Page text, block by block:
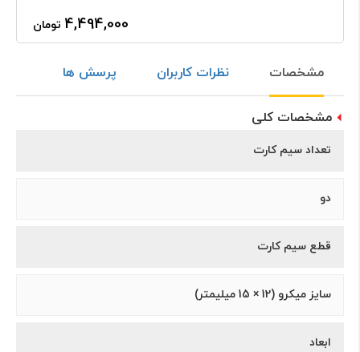
4,494,000 تومان
مشخصات نظرات کاربران پرسش ها
مشخصات کلی
تعداد سیم کارت
دو
قطع سیم کارت
سايز ميکرو (12 × 15 ميلیمتر)
ابعاد